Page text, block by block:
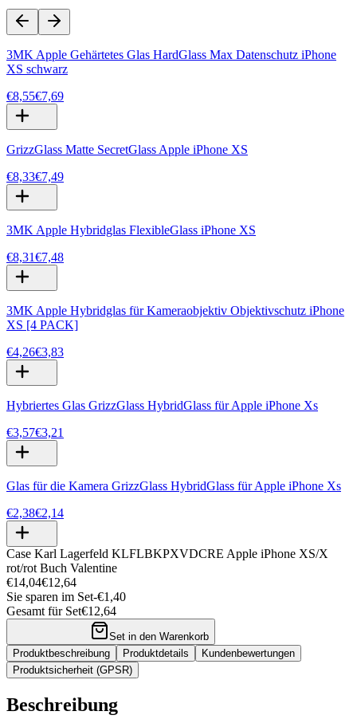
3MK Apple Gehärtetes Glas HardGlass Max Datenschutz iPhone
XS schwarz
€8,55€7,69
GrizzGlass Matte SecretGlass Apple iPhone XS
€8,33€7,49
3MK Apple Hybridglas FlexibleGlass iPhone XS
€8,31€7,48
3MK Apple Hybridglas für Kameraobjektiv Objektivschutz iPhone
XS [4 PACK]
€4,26€3,83
Hybriertes Glas GrizzGlass HybridGlass für Apple iPhone Xs
€3,57€3,21
Glas für die Kamera GrizzGlass HybridGlass für Apple iPhone Xs
€2,38€2,14
Case Karl Lagerfeld KLFLBKPXVDCRE Apple iPhone XS/X
rot/rot Buch Valentine
€14,04€12,64
Sie sparen im Set-€1,40
Gesamt für Set€12,64
Set in den Warenkorb
Produktbeschreibung
Produktdetails
Kundenbewertungen
Produktsicherheit (GPSR)
Beschreibung